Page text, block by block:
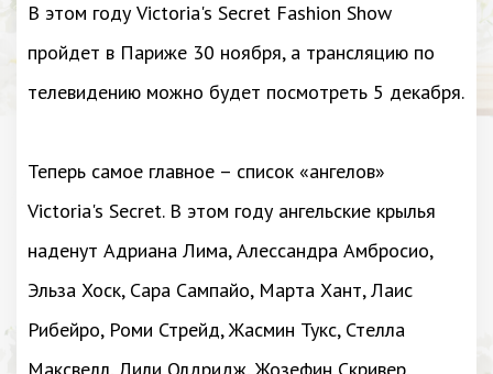
В этом году Victoria's Secret Fashion Show
пройдет в Париже 30 ноября, а трансляцию по
телевидению можно будет посмотреть 5 декабря.
Теперь самое главное – список «ангелов»
Victoria's Secret. В этом году ангельские крылья
наденут Адриана Лима, Алессандра Амбросио,
Эльза Хоск, Сара Сампайо, Марта Хант, Лаис
Рибейро, Роми Стрейд, Жасмин Тукс, Стелла